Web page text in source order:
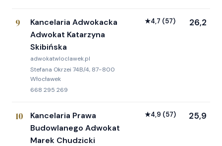
9
Kancelaria Adwokacka
Adwokat Katarzyna
Skibińska
adwokatwloclawek.pl
Stefana Okrzei 74B/4, 87-800
Włocławek
668 295 269
★4,7 (57) 26,2
10
Kancelaria Prawa
Budowlanego Adwokat
Marek Chudzicki
★4,9 (57) 25,9